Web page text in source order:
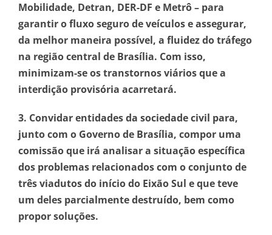
Mobilidade, Detran, DER-DF e Metrô – para
garantir o fluxo seguro de veículos e assegurar,
da melhor maneira possível, a fluidez do tráfego
na região central de Brasília. Com isso,
minimizam-se os transtornos viários que a
interdição provisória acarretará.
3. Convidar entidades da sociedade civil para,
junto com o Governo de Brasília, compor uma
comissão que irá analisar a situação específica
dos problemas relacionados com o conjunto de
três viadutos do início do Eixão Sul e que teve
um deles parcialmente destruído, bem como
propor soluções.